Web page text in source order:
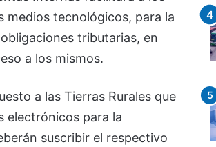
medios tecnológicos, para la
tributarias, en
a los mismos.
a las Tierras Rurales que
electrónicos para la
suscribir el respectivo